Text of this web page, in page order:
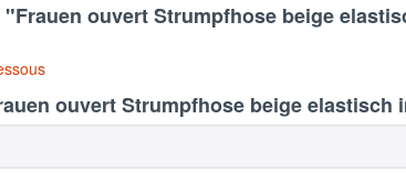
ouvert Strumpfhose beige
ouvert Strumpfhose beige